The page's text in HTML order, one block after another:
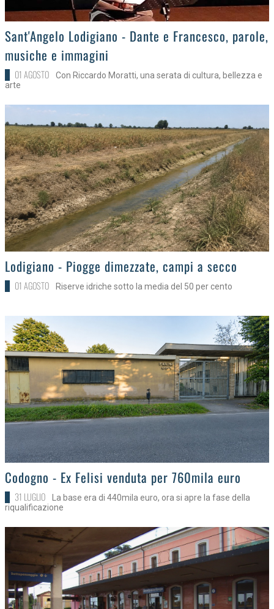
>
Sant'Angelo Lodigiano - Dante e Francesco, parole,
musiche e immagini
01 AGOSTO
Con Riccardo Moratti, una serata di cultura, bellezza e
arte
>Lodigiano - Piogge dimezzate, campi a secco
01 AGOSTO Riserve idriche sotto la media del 50 per cento
>
Codogno - Ex Felisi venduta per 760mila euro
31 LUGLIO
La base era di 440mila euro, ora si apre la fase della
riqualificazione